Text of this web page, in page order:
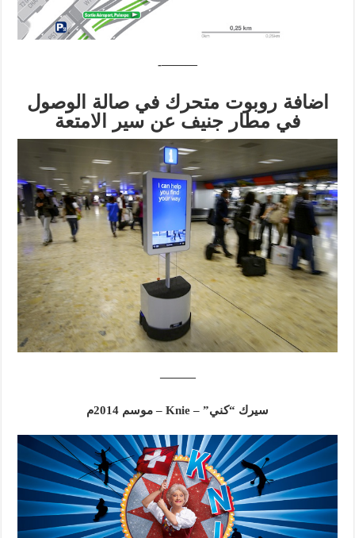
———-
اضافة روبوت متحرك في صالة الوصول
في مطار جنيف عن سير الامتعة
———
سيرك “كني” – Knie – موسم 2014م